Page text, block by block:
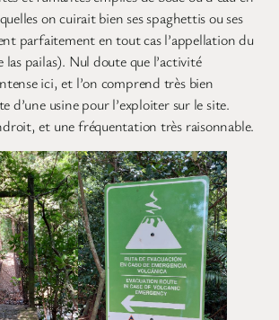
on cuirait bien ses spaghettis ou ses
parfaitement en tout cas l’appellation du
pailas). Nul doute que l’activité
ici, et l’on comprend très bien
d’une usine pour l’exploiter sur le site.
et une fréquentation très raisonnable.